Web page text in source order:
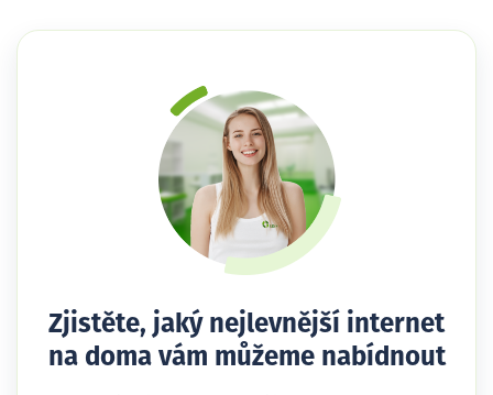
Zjistěte, jaký nejlevnější internet
na doma vám můžeme nabídnout